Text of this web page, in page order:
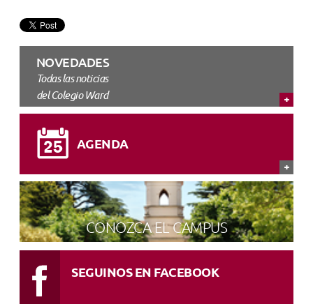
NOVEDADES
Todas las noticias
del Colegio Ward
AGENDA
CONOZCA EL CAMPUS
SEGUINOS EN FACEBOOK